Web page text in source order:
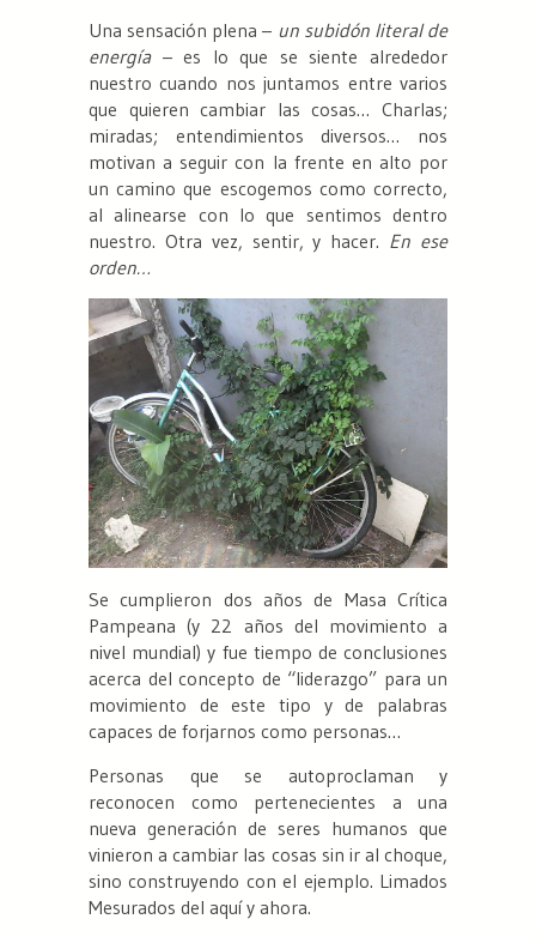
Una sensación plena – un subidón literal de
energía– es lo que se siente alrededor
nuestro cuando nos juntamos entre varios
que quieren cambiar las cosas… Charlas;
miradas; entendimientos diversos… nos
motivan a seguir con la frente en alto por
un camino que escogemos como correcto,
al alinearse con lo que sentimos dentro
nuestro. Otra vez, sentir, y hacer. En ese
orden…
Se cumplieron dos años de Masa Crítica
Pampeana (y 22 años del movimiento a
nivel mundial) y fue tiempo de conclusiones
acerca del concepto de “liderazgo” para un
movimiento de este tipo y de palabras
capaces de forjarnos como personas…
Personas que se autoproclaman y
reconocen como pertenecientes a una
nueva generación de seres humanos que
vinieron a cambiar las cosas sin ir al choque,
sino construyendo con el ejemplo. Limados
Mesurados del aquí y ahora.